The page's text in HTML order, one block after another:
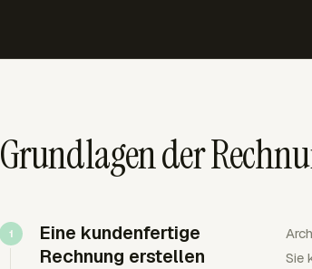
Grundlagen der
Eine kundenfertige
Rechnung erstellen
Sie